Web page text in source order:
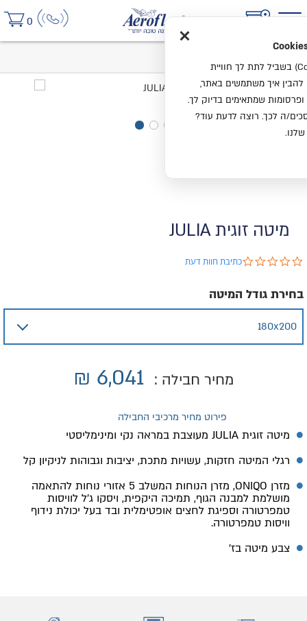
0
מיטה זוגית JULIA
0.0 star rating
כתיבת חוות דעת
מיטה זוגית JULIA מעוצבת במראה נקי ומינימליסטי
רגלי המיטה חזקות, עשויות מתכת, יציבות וגבוהות לניקיון קל
מזרן ONIQO, מזרן הנוחות המשלב 5 אזורי נוחות להתאמה
מושלמת למבנה הגוף, תמיכה היקפית, ויסקו ג׳ל לוויסות
טמפרטורה וספיגת לחצים אופטימלית ובד בעל יכולת נידוף
וויסות טמפרטורה.
צבע מיטה בז'
בחירת גודל המיטה
מחיר חבילה : 6,041
₪
פירוט מחיר מרכיבי החבילה
×
אנחנו משתמשים בעוגיות (Cookies) בשביל לתת לך חוויית
להבין איך משתמשים באתר,
שמתאימים בדיוק לך.
ה לכך. רוצה לדעת עוד?